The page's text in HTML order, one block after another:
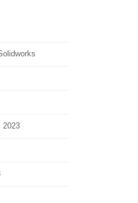
2023